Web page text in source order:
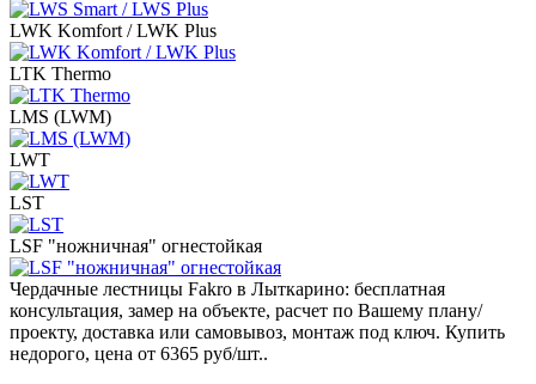
LWK Komfort / LWK Plus
LTK Thermo
LMS (LWM)
LWT
LST
LSF "ножничная" огнестойкая
Чердачные лестницы Fakro в Лыткарино: бесплатная
консультация, замер на объекте, расчет по Вашему плану/
проекту, доставка или самовывоз, монтаж под ключ. Купить
недорого, цена от 6365 руб/шт..